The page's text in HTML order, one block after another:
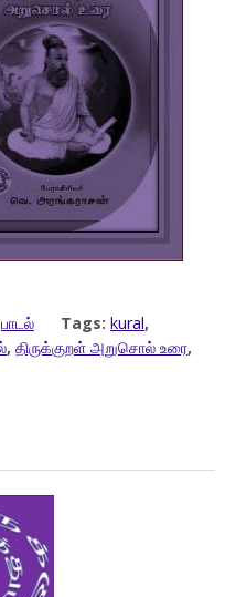
பாடல் Tags: kural,
, திருக்குறள் அறுசொல் உரை,